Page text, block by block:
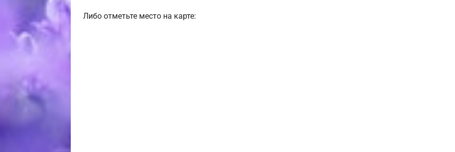
Либо отметьте место на карте: